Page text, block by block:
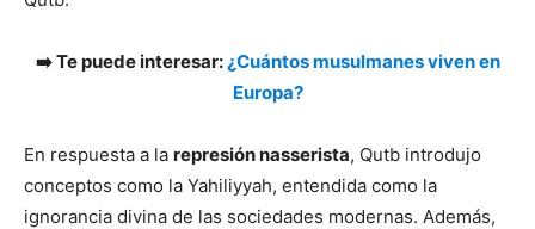
➡️ Te puede interesar: ¿Cuántos musulmanes viven en
Europa?
En respuesta a la represión nasserista, Qutb introdujo
conceptos como la Yahiliyyah, entendida como la
ignorancia divina de las sociedades modernas. Además,